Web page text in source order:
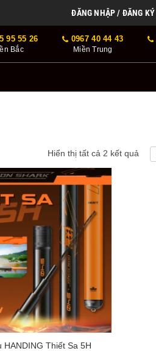
ĐĂNG NHẬP / ĐĂNG KÝ
95 55 26
Bắc
0967 40 44 43
Miền Trung
Hiển thị tất cả 2 kết quả
HANDING Thiết Sa 5H